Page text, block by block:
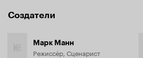
Создатели
Марк Манн
Режиссёр, Сценарист